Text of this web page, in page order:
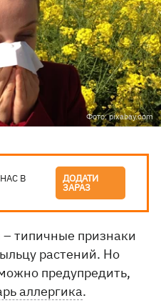
Фото: pixabay.com
В ДОДАТИ
ЗАРАЗ
типичные признаки
растений. Но
предупредить,
аллергика.